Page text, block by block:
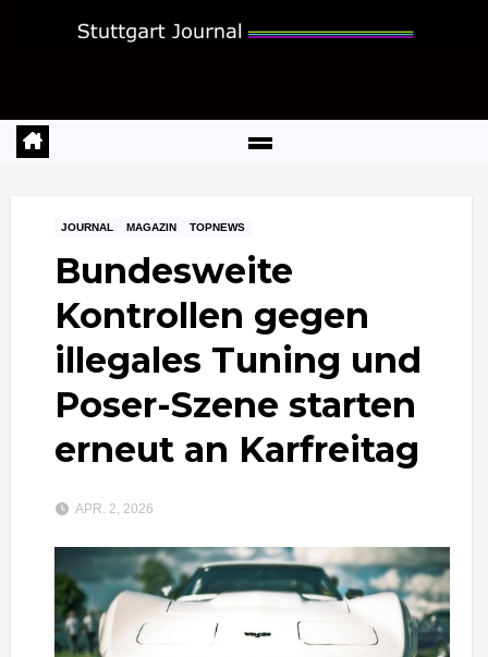
JOURNAL MAGAZIN TOPNEWS
Bundesweite
Kontrollen gegen
illegales Tuning und
Poser-Szene starten
erneut an Karfreitag
APR. 2, 2026